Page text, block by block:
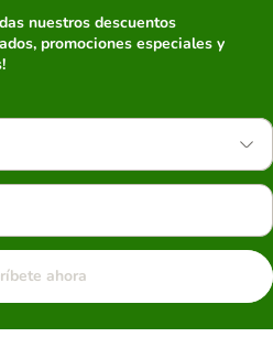
nuestros descuentos
promociones especiales y
ahora